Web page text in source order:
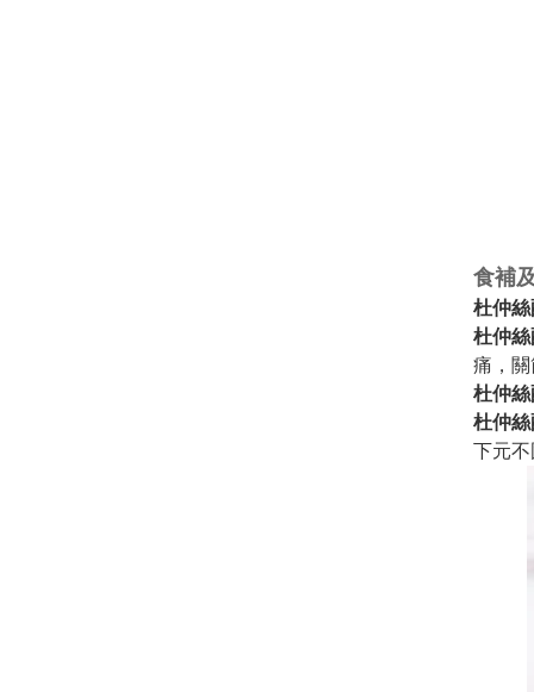
食補
杜仲絲
杜仲絲
痛，關
杜仲絲
杜仲絲
下元不